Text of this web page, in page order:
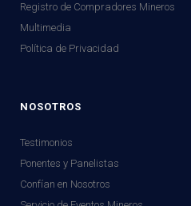
Registro de Compradores Mineros
Multimedia
Política de Privacidad
NOSOTROS
Testimonios
Ponentes y Panelistas
Confían en Nosotros